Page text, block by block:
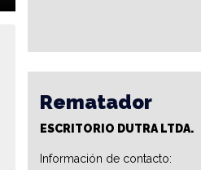
Rematador
ESCRITORIO DUTRA LTDA.
Información de contacto: